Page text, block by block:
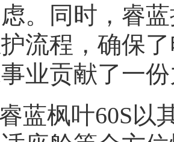
。同时，睿
流程，确保
业贡献了一
睿蓝枫叶60S以